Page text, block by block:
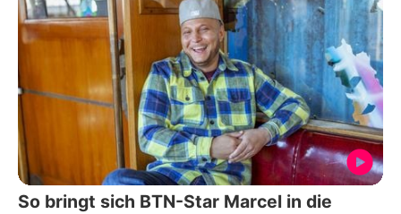
So bringt sich BTN-Star Marcel in die